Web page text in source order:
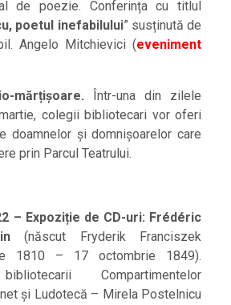
de poezie. Conferința cu titlul
poetul inefabilului” susținută de
Angelo Mitchievici (eveniment
mărțișoare. Într-una din zilele
colegii bibliotecari vor oferi
doamnelor și domnișoarelor care
prin Parcul Teatrului.
– Expoziție de CD-uri: Frédéric
(născut Fryderik Franciszek
1810 – 17 octombrie 1849).
Compartimentelor
și Ludotecă – Mirela Postelnicu